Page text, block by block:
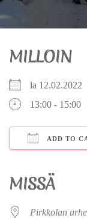
MILLOIN
la 12.02.2022
13:00 - 15:00
ADD TO
MISSÄ
Pirkkolan